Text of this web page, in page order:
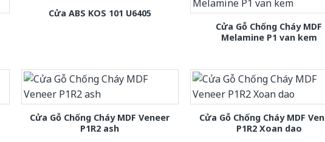
Cửa ABS KOS 101 U6405
Cửa Gỗ Chống Cháy MDF
Melamine P1 van kem
Cửa Gỗ Chống Cháy MDF Veneer
P1R2 ash
Cửa Gỗ Chống Cháy MDF
P1R2 Xoan dao